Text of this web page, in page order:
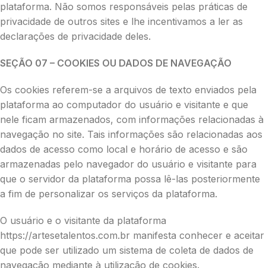
plataforma. Não somos responsáveis pelas práticas de
privacidade de outros sites e lhe incentivamos a ler as
declarações de privacidade deles.
SEÇÃO 07 – COOKIES OU DADOS DE NAVEGAÇÃO
Os cookies referem-se a arquivos de texto enviados pela
plataforma ao computador do usuário e visitante e que
nele ficam armazenados, com informações relacionadas à
navegação no site. Tais informações são relacionadas aos
dados de acesso como local e horário de acesso e são
armazenadas pelo navegador do usuário e visitante para
que o servidor da plataforma possa lê-las posteriormente
a fim de personalizar os serviços da plataforma.
O usuário e o visitante da plataforma
https://artesetalentos.com.br manifesta conhecer e aceitar
que pode ser utilizado um sistema de coleta de dados de
navegação mediante à utilização de cookies.